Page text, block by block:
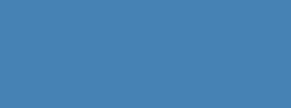
Hogyan járult hozzá
hogy utána itthon
Gyakorlatilag az a két alkatrész